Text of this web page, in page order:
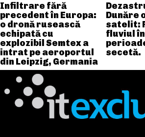
Infiltrare fără
precedent în Europa:
o dronă rusească
echipată cu
explozibil Semtex a
intrat pe aeroportul
din Leipzig, Germania
Dunăre
satelit:
fluviul
secetă.